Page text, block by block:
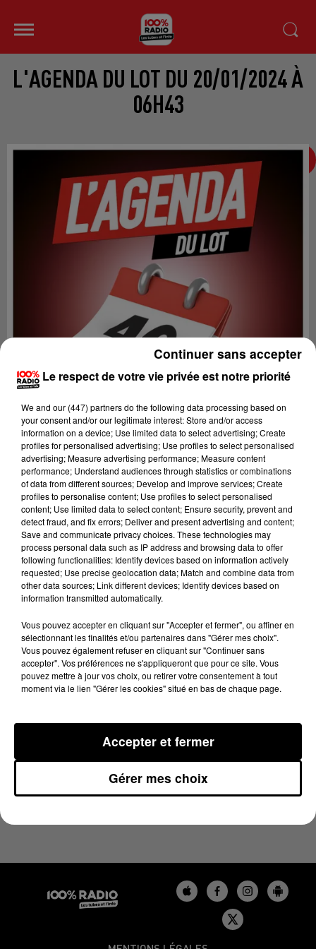
L'AGENDA DU LOT DU 20/01/2024 À
06H43
Lecture (1 min 14 sec)
100%
20 janvier 2024 - 1 min 14 sec
L'AGENDA DU LOT DU 20/01/2024 À 06H43
Le respect de votre vie privée est notre priorité
We and our (447) partnersdo the following data processing based on
your consent and/or our legitimate interest: Store and/or access
information on a device; Use limited data to select advertising; Create
profiles for personalised advertising; Use profiles to select personalised
advertising; Measure advertising performance; Measure content
performance; Understand audiences through statistics or combinations
of data from different sources; Develop and improve services; Create
profiles to personalise content; Use profiles to select personalised
content; Use limited data to select content; Ensure security, prevent and
detect fraud, and fix errors; Deliver and present advertising and content;
Save and communicate privacy choices. These technologies may
process personal data such as IP address and browsing data to offer
following functionalities: Identify devices based on information actively
requested; Use precise geolocation data; Match and combine data from
other data sources; Link different devices; Identify devices based on
information transmitted automatically.
Vous pouvez accepter en cliquant sur "Accepter et fermer", ou affiner en
sélectionnant les finalités et/ou partenaires dans "Gérer mes choix".
Vous pouvez également refuser en cliquant sur "Continuer sans
accepter". Vos préférences ne s'appliqueront que pour ce site. Vous
pouvez mettre à jour vos choix, ou retirer votre consentement à tout
moment via le lien "Gérer les cookies" situé en bas de chaque page.
Gérer mes choix
Accepter et fermer
Continuer sans accepter